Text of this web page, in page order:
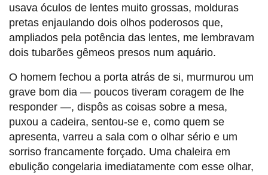
usava óculos de lentes muito grossas, molduras
pretas enjaulando dois olhos poderosos que,
ampliados pela potência das lentes, me lembravam
dois tubarões gêmeos presos num aquário.
O homem fechou a porta atrás de si, murmurou um
grave bom dia — poucos tiveram coragem de lhe
responder —, dispôs as coisas sobre a mesa,
puxou a cadeira, sentou-se e, como quem se
apresenta, varreu a sala com o olhar sério e um
sorriso francamente forçado. Uma chaleira em
ebulição congelaria imediatamente com esse olhar,